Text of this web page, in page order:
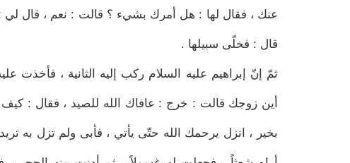
عنك ، فقال لها : هل أمرك بشيء ؟ قالت : نعم ، قال لي
قال : فخلّى سبيلها .
ثمّ إنّ إبراهيم عليه السلام ركب إليه الثانية ، فأخذت
أين زوجك قالت : خرج : عافاك الله للصيد ، فقال :